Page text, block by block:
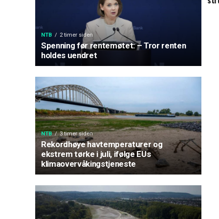
NTB 2 timer siden
Spenning før rentemøtet: – Tror renten
holdes uendret
NTB 3 timer siden
Rekordhøye havtemperaturer og
ekstrem tørke i juli, ifølge EUs
klimaovervåkingstjeneste